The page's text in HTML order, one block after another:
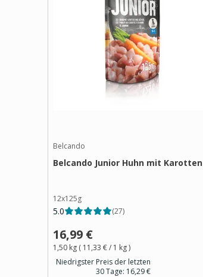
Belcando
Belcando Junior Huhn mit Karotten
12x125g
5.0 (27)
16,99 €
1,50 kg ( 11,33 €/ 1 kg)
Niedrigster Preis der letzten
30 Tage: 16,29 €